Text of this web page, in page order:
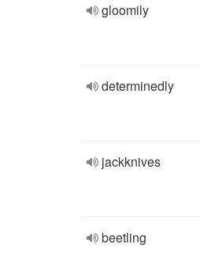
gloomily
determinedly
jackknives
beetling